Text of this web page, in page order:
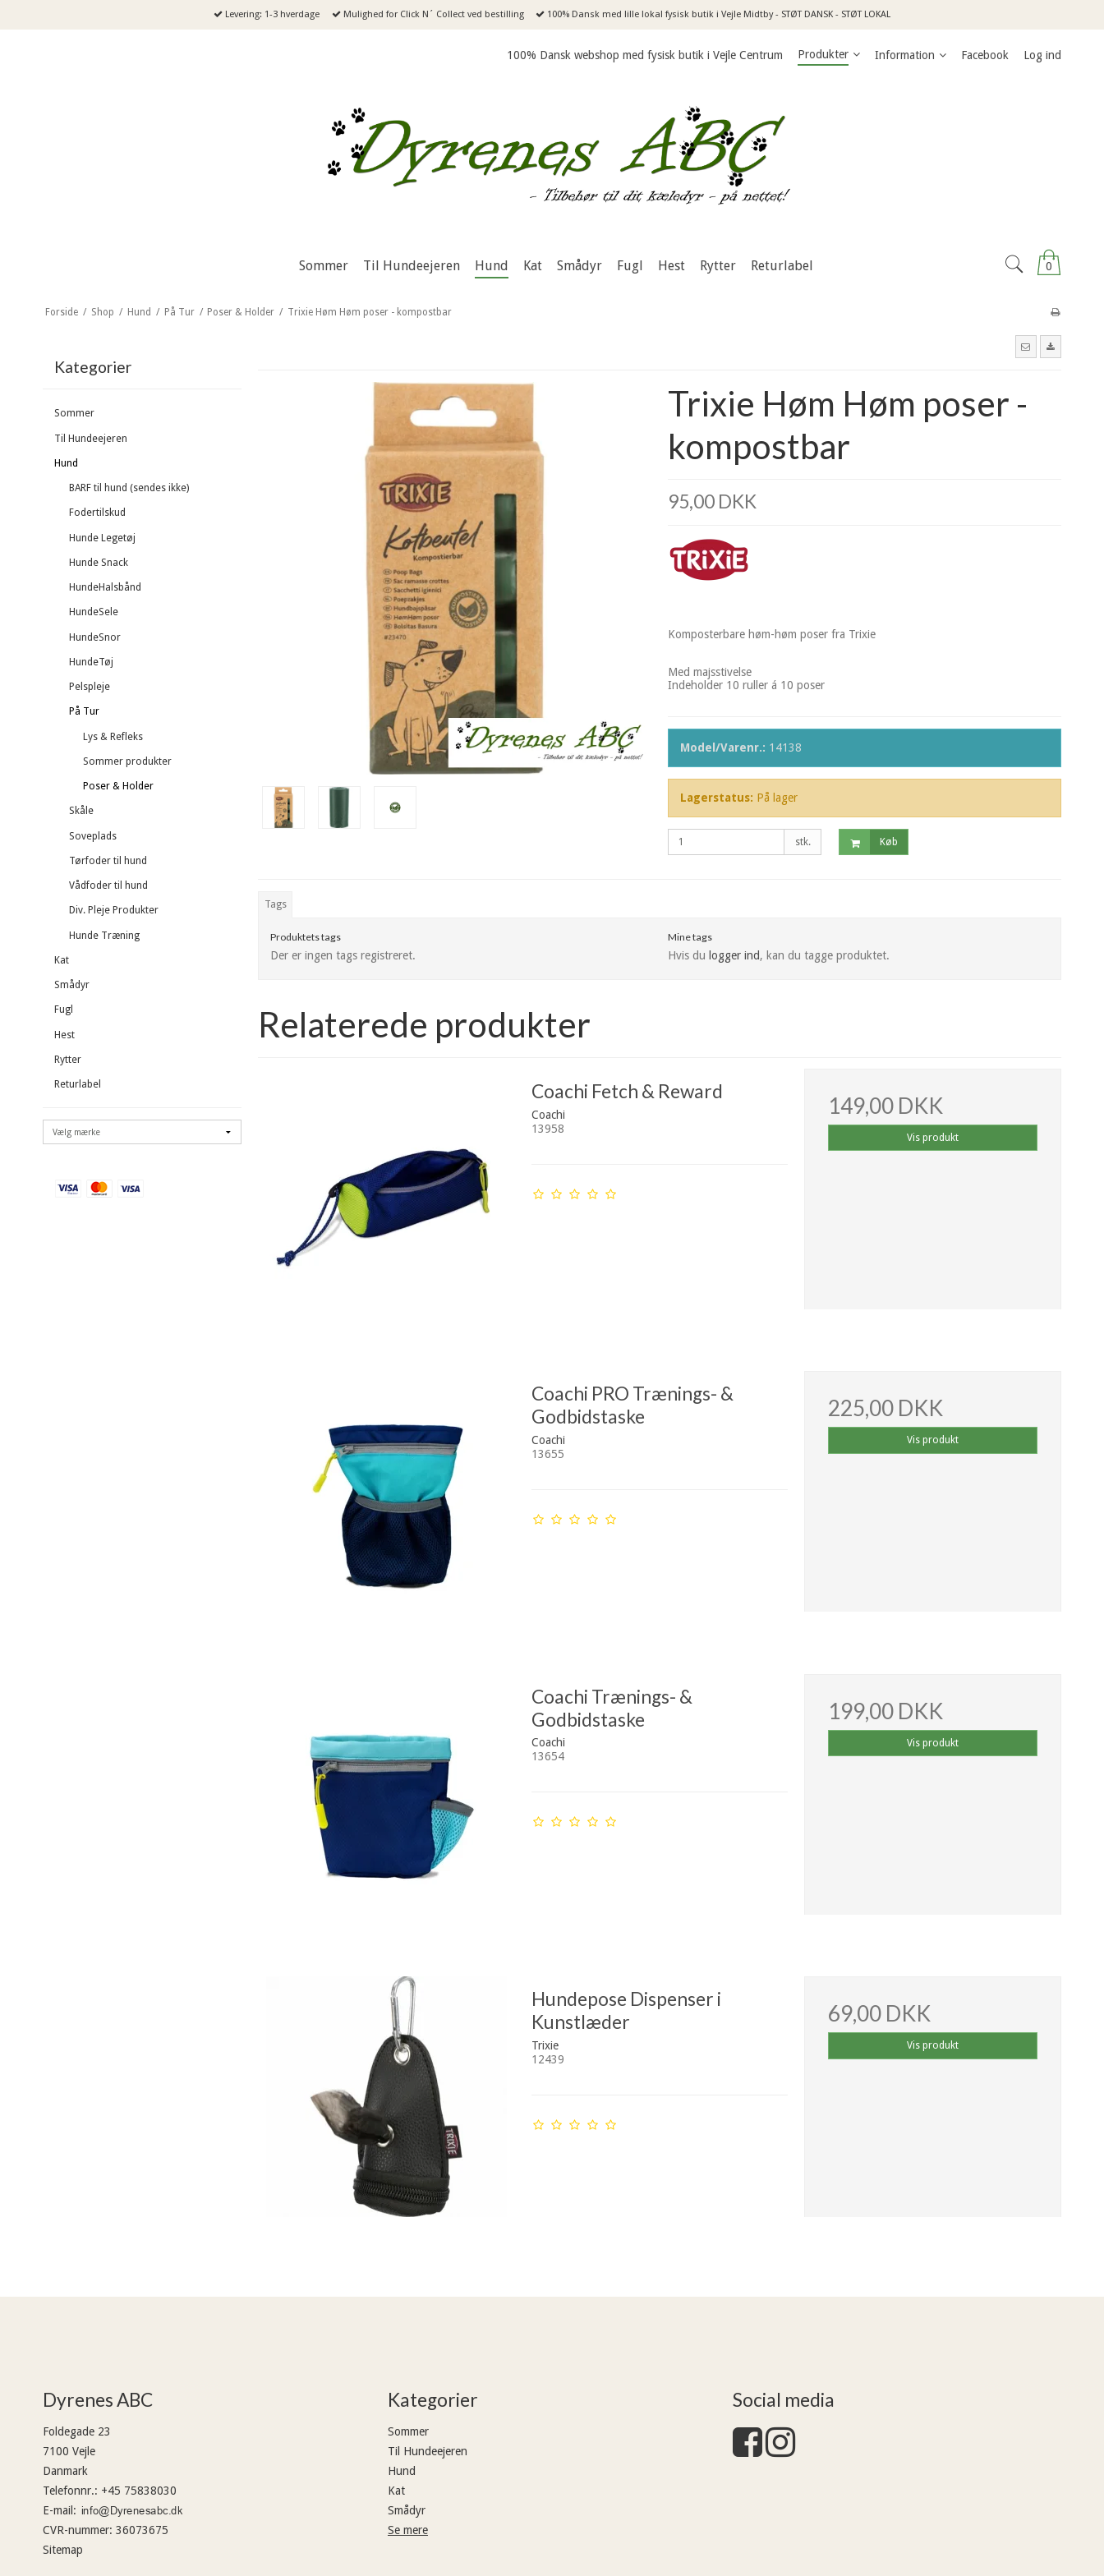
Levering: 1-3 hverdage Mulighed for Click N´ Collect ved bestilling 100% Dansk med lille lokal fysisk butik i Vejle Midtby - STØT DANSK - STØT LOKAL
100% Dansk webshop med fysisk butik i Vejle Centrum Produkter Information Facebook Log ind
0
Sommer Til Hundeejeren Hund Kat Smådyr Fugl Hest Rytter Returlabel
Forside / Shop / Hund / På Tur / Poser & Holder / Trixie Høm Høm poser - kompostbar
Kategorier
Sommer
Til Hundeejeren
Hund
BARF til hund (sendes ikke)
Fodertilskud
Hunde Legetøj
Hunde Snack
HundeHalsbånd
HundeSele
HundeSnor
HundeTøj
Pelspleje
På Tur
Lys & Refleks
Sommer produkter
Poser & Holder
Skåle
Soveplads
Tørfoder til hund
Vådfoder til hund
Div. Pleje Produkter
Hunde Træning
Kat
Smådyr
Fugl
Hest
Rytter
Returlabel
Trixie Høm Høm poser -
kompostbar
95,00 DKK
Komposterbare høm-høm poser fra Trixie
Med majsstivelse
Indeholder 10 ruller á 10 poser
Model/Varenr.: 14138
Lagerstatus: På lager
stk. Køb
Tags
Produktets tags
Der er ingen tags registreret.
Mine tags
Hvis dulogger ind, kan du tagge produktet.
Relaterede produkter
Coachi Fetch & Reward
Coachi
13958
149,00 DKK
Vis produkt
Coachi PRO Trænings- &
Godbidstaske
Coachi
13655
225,00 DKK
Vis produkt
Coachi Trænings- &
Godbidstaske
Coachi
13654
199,00 DKK
Vis produkt
Hundepose Dispenser i
Kunstlæder
Trixie
12439
69,00 DKK
Vis produkt
Dyrenes ABC
Foldegade 23
7100 Vejle
Danmark
Telefonnr.: +45 75838030
E-mail :
CVR-nummer: 36073675
Sitemap
Kategorier
Sommer
Til Hundeejeren
Hund
Kat
Smådyr
Se mere
Social media